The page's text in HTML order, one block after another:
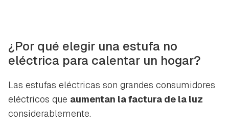
¿Por qué elegir una estufa no
eléctrica para calentar un hogar?
Las estufas eléctricas son grandes consumidores
eléctricos que aumentan la factura de la luz
considerablemente.